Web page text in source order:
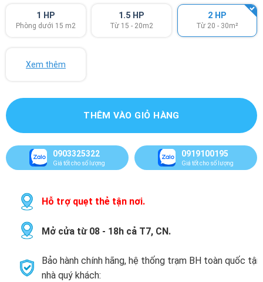
1 HP
Phòng dưới 15 m2
1.5 HP
Từ 15 - 20m2
2 HP
Từ 20 - 30m²
Xem thêm
THÊM VÀO GIỎ HÀNG
0903325322
Giá tốt cho số lượng
0919100195
Giá tốt cho số lượng
Hỗ trợ quẹt thẻ tận nơi.
Mở cửa từ 08 - 18h cả T7, CN.
Bảo hành chính hãng, hệ thống trạm BH toàn quốc tận
nhà quý khách: